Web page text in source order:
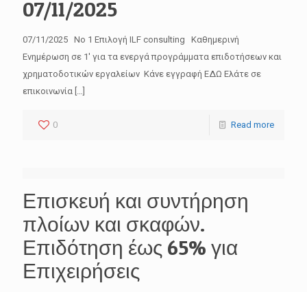
07/11/2025
07/11/2025 No 1 Επιλογή ILF consulting Καθημερινή
Ενημέρωση σε 1′ για τα ενεργά προγράμματα επιδοτήσεων και
χρηματοδοτικών εργαλείων Κάνε εγγραφή ΕΔΩ Ελάτε σε
επικοινωνία […]
0 Read more
Επισκευή και συντήρηση
πλοίων και σκαφών.
Επιδότηση έως 65% για
Επιχειρήσεις